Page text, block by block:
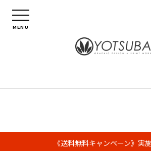
MENU
《送料無料キャンペーン》実